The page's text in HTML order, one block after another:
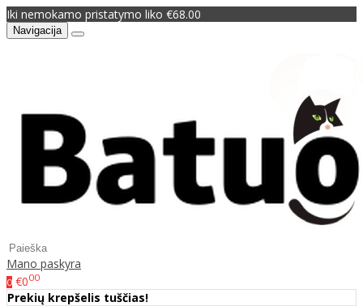
Iki nemokamo pristatymo liko €68.00
Navigacija
Mano paskyra
0 €000
Prekių krepšelis tuščias!